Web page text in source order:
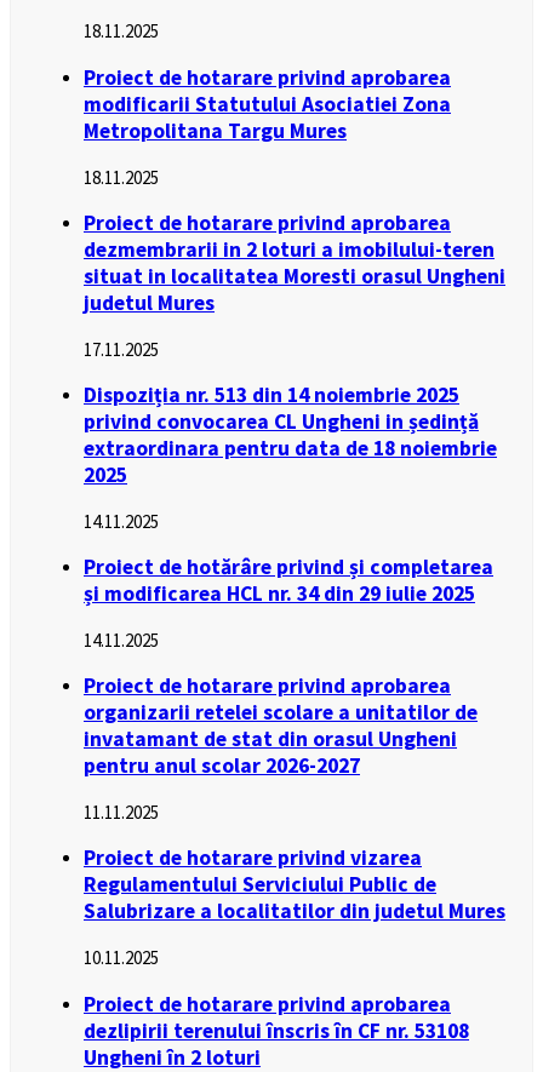
18.11.2025
Proiect de hotarare privind aprobarea
modificarii Statutului Asociatiei Zona
Metropolitana Targu Mures
18.11.2025
Proiect de hotarare privind aprobarea
dezmembrarii in 2 loturi a imobilului-teren
situat in localitatea Moresti orasul Ungheni
judetul Mures
17.11.2025
Dispoziția nr. 513 din 14 noiembrie 2025
privind convocarea CL Ungheni in ședință
extraordinara pentru data de 18 noiembrie
2025
14.11.2025
Proiect de hotărâre privind și completarea
și modificarea HCL nr. 34 din 29 iulie 2025
14.11.2025
Proiect de hotarare privind aprobarea
organizarii retelei scolare a unitatilor de
invatamant de stat din orasul Ungheni
pentru anul scolar 2026-2027
11.11.2025
Proiect de hotarare privind vizarea
Regulamentului Serviciului Public de
Salubrizare a localitatilor din judetul Mures
10.11.2025
Proiect de hotarare privind aprobarea
dezlipirii terenului înscris în CF nr. 53108
Ungheni în 2 loturi